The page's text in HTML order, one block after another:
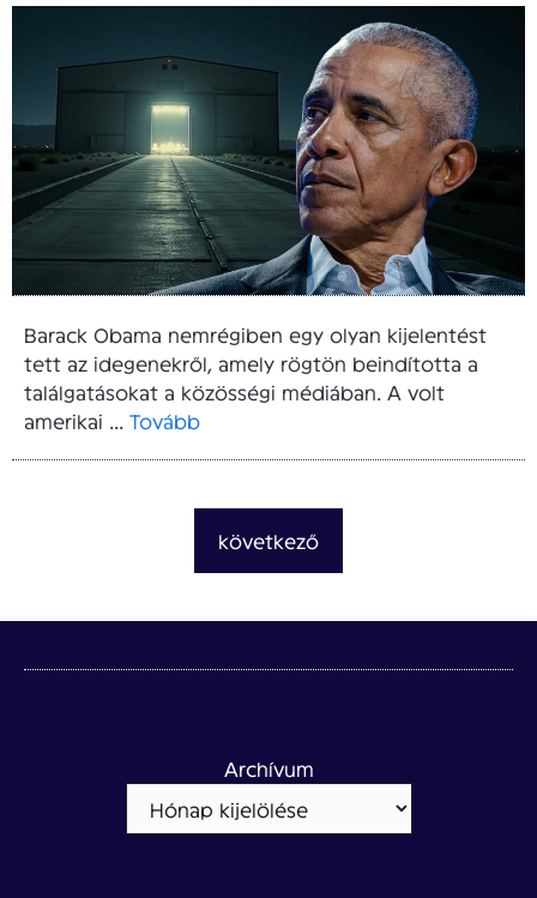
Barack Obama nemrégiben egy olyan kijelentést
tett az idegenekről, amely rögtön beindította a
találgatásokat a közösségi médiában. A volt
amerikai ... Tovább
következő
Archívum